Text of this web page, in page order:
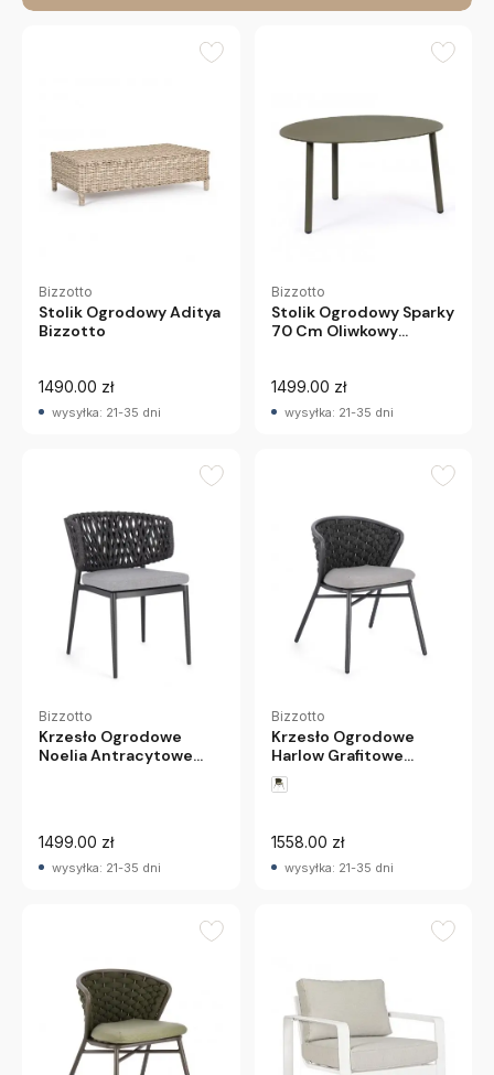
Bizzotto
Stolik Ogrodowy Aditya
Bizzotto
1490.00 zł
wysyłka: 21-35 dni
Bizzotto
Stolik Ogrodowy Sparky
70 Cm Oliwkowy
1499.00 zł
wysyłka: 21-35 dni
Bizzotto
Krzesło Ogrodowe
Noelia Antracytowe
1499.00 zł
wysyłka: 21-35 dni
Bizzotto
Krzesło Ogrodowe
Harlow Grafitowe
Bizzotto
1558.00 zł
wysyłka: 21-35 dni